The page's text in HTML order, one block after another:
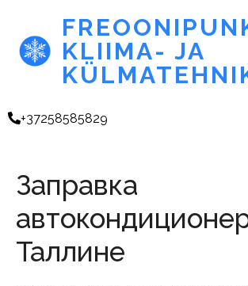
KLIIMA- JA
+37258585829
Заправка
Таллине